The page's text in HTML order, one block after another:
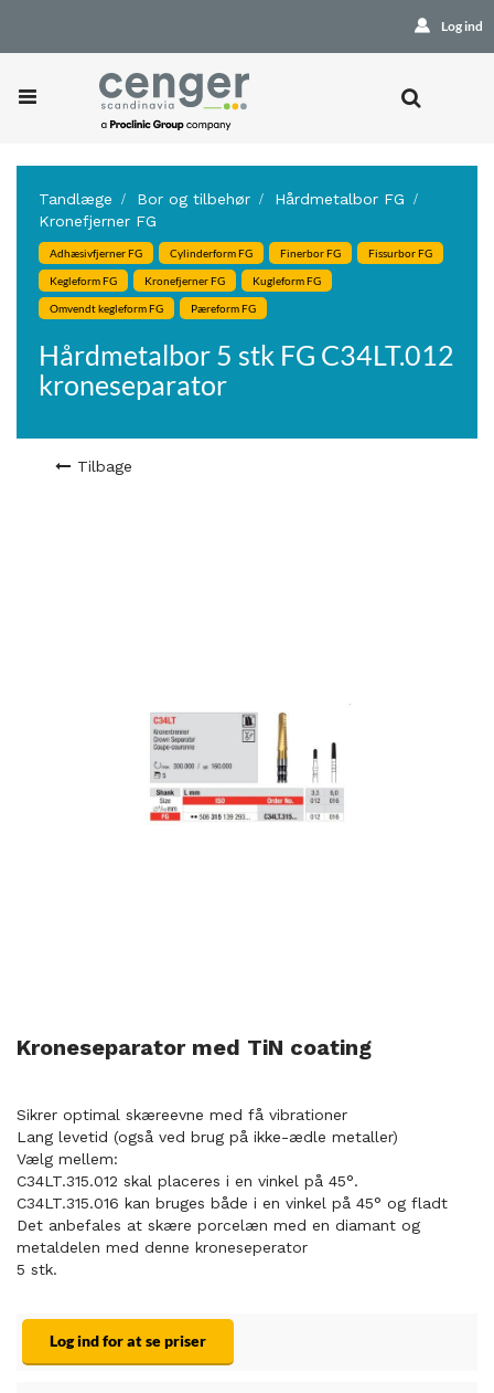
Log ind
Tandlæge Bor og tilbehør
Hårdmetalbor FG
Kronefjerner FG
Adhæsivfjerner FG Cylinderform FG Finerbor FG Fissurbor FG
Kegleform FG Kronefjerner FG Kugleform FG
Omvendt kegleform FG Pæreform FG
Hårdmetalbor 5 stk FG C34LT.012
kroneseparator
Tilbage
Kroneseparator med TiN coating
Sikrer optimal skæreevne med få vibrationer
Lang levetid (også ved brug på ikke-ædle metaller)
Vælg mellem:
C34LT.315.012 skal placeres i en vinkel på 45°.
C34LT.315.016 kan bruges både i en vinkel på 45° og fladt
Det anbefales at skære porcelæn med en diamant og
metaldelen med denne kroneseperator
5 stk.
Log ind for at se priser